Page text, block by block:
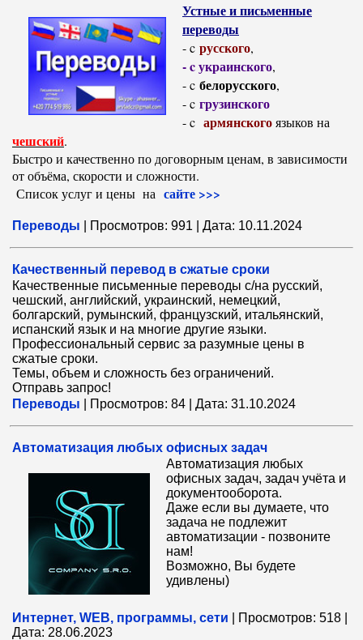
Устные и письменные
переводы
- c русского,
- c украинского,
- c белорусского,
- c грузинского
- c армянскогоязыков на
чешский.
Быстро и качественно по договорным ценам, в зависимости
от объёма, скорости и сложности.
Список услуг и цены на сайте >>>
Переводы Просмотров: 991 Дата: 10.11.2024
Качественный перевод в сжатые сроки
Качественные письменные переводы с/на русский,
чешский, английский, украинский, немецкий,
болгарский, румынский, французский, итальянский,
испанский язык и на многие другие языки.
Профессиональный сервис за разумные цены в
сжатые сроки.
Темы, объем и сложность без ограничений.
Отправь запрос!
Переводы
Просмотров: 84 Дата: 31.10.2024
Автоматизация любых офисных задач
Автоматизация любых
офисных задач, задач учёта и
документооборота.
Даже если вы думаете, что
задача не подлежит
автоматизации - позвоните
нам!
Возможно, Вы будете
удивлены)
Интернет, WEB, программы, сети Просмотров: 518
Дата: 28.06.2023